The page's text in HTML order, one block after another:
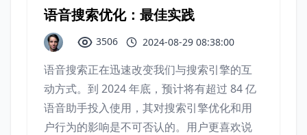
语音搜索优化：最佳实践
3506 2024-08-29 08:38:00
语音搜索正在迅速改变我们与搜索引擎的互
动方式。到 2024 年底，预计将有超过 84 亿
语音助手投入使用，其对搜索引擎优化和用
户行为的影响是不可否认的。用户更喜欢说